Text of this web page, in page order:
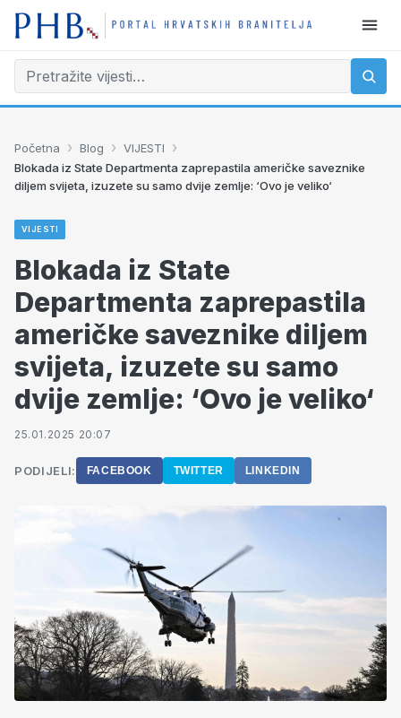
Početna › Blog › VIJESTI ›
Blokada iz State Departmenta zaprepastila američke saveznike
diljem svijeta, izuzete su samo dvije zemlje: ‘Ovo je veliko‘
VIJESTI
Blokada iz State
Departmenta zaprepastila
američke saveznike diljem
svijeta, izuzete su samo
dvije zemlje: ‘Ovo je veliko‘
25.01.2025 20:07
PODIJELI: FACEBOOK TWITTER LINKEDIN